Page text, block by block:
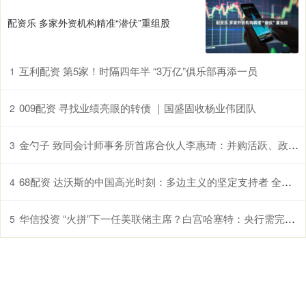
配资乐 多家外资机构精准“潜伏”重组股
1 互利配资 第5家！时隔四年半 “3万亿”俱乐部再添一员
2 009配资 寻找业绩亮眼的转债 ｜国盛固收杨业伟团队
3 金勺子 致同会计师事务所首席合伙人李惠琦：并购活跃、政策加持 中国企业出海迈入新阶段
4 68配资 达沃斯的中国高光时刻：多边主义的坚定支持者 全球经济重要贡献者
5 华信投资 “火拼”下一任美联储主席？白宫哈塞特：央行需完全独立于特朗普！